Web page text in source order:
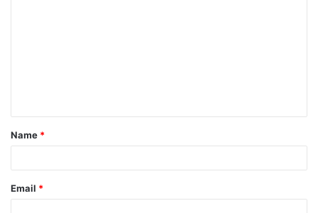
t
*
Name *
Email *